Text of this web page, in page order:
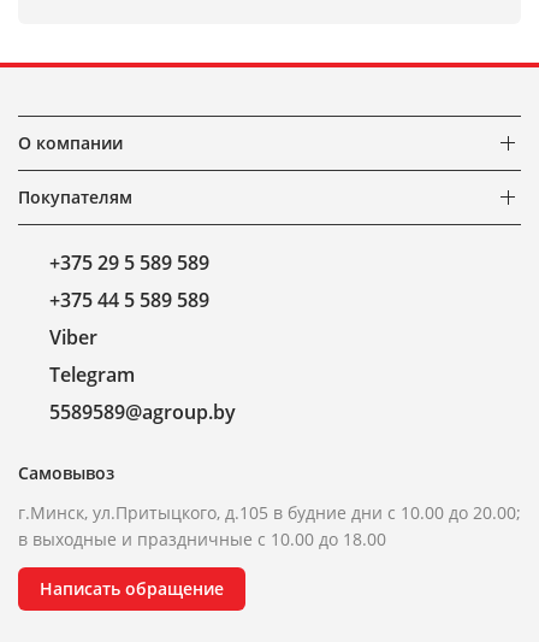
О компании
Покупателям
+375 29 5 589 589
+375 44 5 589 589
Viber
Telegram
5589589@agroup.by
Самовывоз
г.Минск, ул.Притыцкого, д.105 в будние дни с 10.00 до 20.00;
в выходные и праздничные с 10.00 до 18.00
Написать обращение